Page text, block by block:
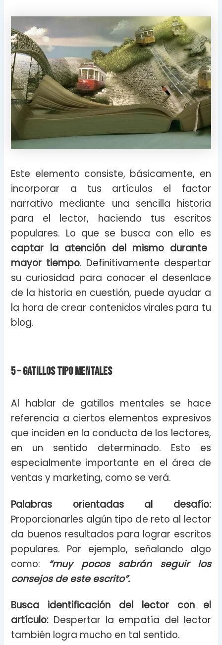
Este elemento consiste, básicamente, en
incorporar a tus artículos el factor
narrativo mediante una sencilla historia
para el lector, haciendo tus escritos
populares. Lo que se busca con ello es
captar la atención del mismo durante
mayor tiempo. Definitivamente despertar
su curiosidad para conocer el desenlace
de la historia en cuestión, puede ayudar a
la hora de crear contenidos virales para tu
blog.
5 – Gatillos tipo mentales
Al hablar de gatillos mentales se hace
referencia a ciertos elementos expresivos
que inciden en la conducta de los lectores,
en un sentido determinado. Esto es
especialmente importante en el área de
ventas y marketing, como se verá.
Palabras orientadas al desafío:
Proporcionarles algún tipo de reto al lector
da buenos resultados para lograr escritos
populares. Por ejemplo, señalando algo
como:
“muy pocos sabrán seguir los
consejos de este escrito”.
Busca identificación del lector con el
artículo: Despertar la empatía del lector
también logra mucho en tal sentido.